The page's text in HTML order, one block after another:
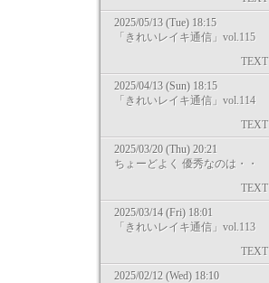
2025/05/13 (Tue) 18:15
「きれいレイキ通信」vol.115
TEXT
2025/04/13 (Sun) 18:15
「きれいレイキ通信」vol.114
TEXT
2025/03/20 (Thu) 20:21
ちょーどよく 優秀なのは・・
TEXT
2025/03/14 (Fri) 18:01
「きれいレイキ通信」vol.113
TEXT
2025/02/12 (Wed) 18:10